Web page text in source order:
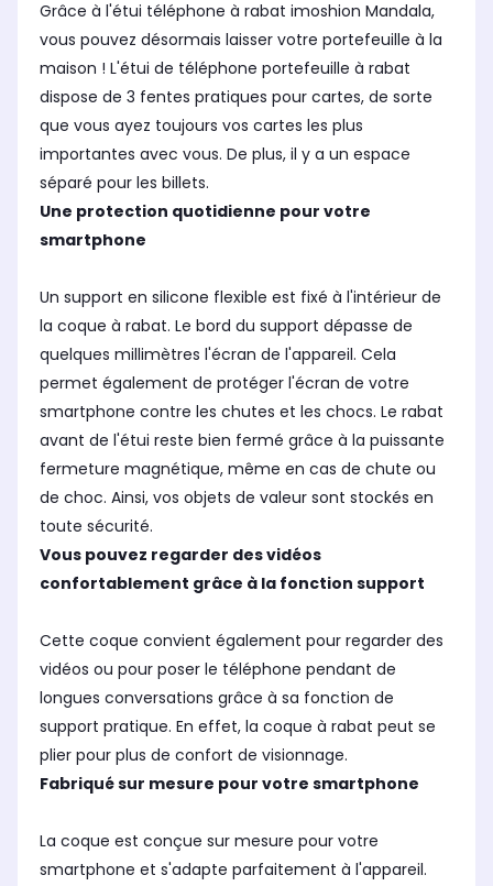
Grâce à l'étui téléphone à rabat imoshion Mandala,
vous pouvez désormais laisser votre portefeuille à la
maison ! L'étui de téléphone portefeuille à rabat
dispose de 3 fentes pratiques pour cartes, de sorte
que vous ayez toujours vos cartes les plus
importantes avec vous. De plus, il y a un espace
séparé pour les billets.
Une protection quotidienne pour votre
smartphone
Un support en silicone flexible est fixé à l'intérieur de
la coque à rabat. Le bord du support dépasse de
quelques millimètres l'écran de l'appareil. Cela
permet également de protéger l'écran de votre
smartphone contre les chutes et les chocs. Le rabat
avant de l'étui reste bien fermé grâce à la puissante
fermeture magnétique, même en cas de chute ou
de choc. Ainsi, vos objets de valeur sont stockés en
toute sécurité.
Vous pouvez regarder des vidéos
confortablement grâce à la fonction support
Cette coque convient également pour regarder des
vidéos ou pour poser le téléphone pendant de
longues conversations grâce à sa fonction de
support pratique. En effet, la coque à rabat peut se
plier pour plus de confort de visionnage.
Fabriqué sur mesure pour votre smartphone
La coque est conçue sur mesure pour votre
smartphone et s'adapte parfaitement à l'appareil.